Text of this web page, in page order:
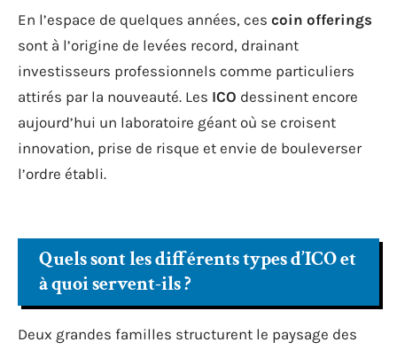
En l’espace de quelques années, ces coin offerings
sont à l’origine de levées record, drainant
investisseurs professionnels comme particuliers
attirés par la nouveauté. Les ICO dessinent encore
aujourd’hui un laboratoire géant où se croisent
innovation, prise de risque et envie de bouleverser
l’ordre établi.
Quels sont les différents types d’ICO et
à quoi servent-ils ?
Deux grandes familles structurent le paysage des